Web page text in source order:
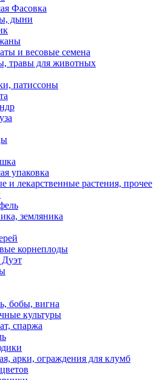
Фасовка
дыни
и весовые семена
травы для животных
патиссоны
упаковка
и лекарственные растения, прочее
земляника
корнеплоды
бобы, вигна
культуры
спаржа
арки, ограждения для клумб